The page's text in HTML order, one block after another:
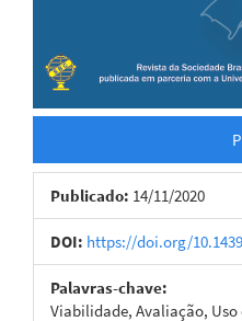
Publicado: 14/11/2020
DOI: https://doi.org/
Palavras-chave:
Viabilidade, Avaliação,